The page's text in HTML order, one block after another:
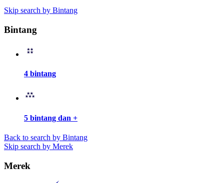
Skip search by Bintang
Bintang
4 bintang
5 bintang dan +
Back to search by Bintang
Skip search by Merek
Merek